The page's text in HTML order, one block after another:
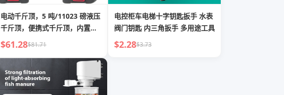
电动千斤顶，5 吨/11023 磅液压
千斤顶，便携式千斤顶，内置充
气泵和 LED 灯，适用于 SUV
MPV 轿车换胎车库维修的千斤顶
$61.28$81.71
电控柜车电梯十字钥匙扳手 水表
阀门钥匙 内三角扳手 多用途工具
$2.28$3.73